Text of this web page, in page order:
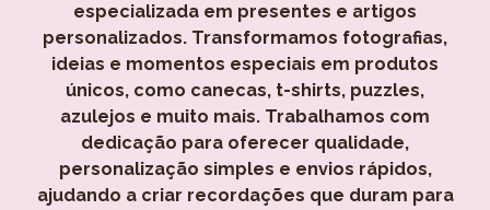
especializada em presentes e artigos
personalizados. Transformamos fotografias,
ideias e momentos especiais em produtos
únicos, como canecas, t-shirts, puzzles,
azulejos e muito mais. Trabalhamos com
dedicação para oferecer qualidade,
personalização simples e envios rápidos,
ajudando a criar recordações que duram para